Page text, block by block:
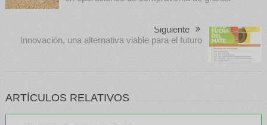
Siguiente
Innovación, una alternativa viable para el futuro
ARTÍCULOS RELATIVOS